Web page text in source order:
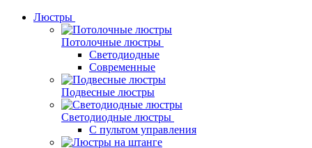
Люстры
Потолочные люстры
Светодиодные
Современные
Подвесные люстры
Светодиодные люстры
С пультом управления